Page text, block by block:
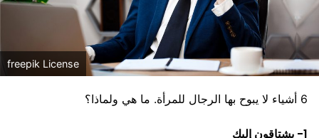
freepik License
6 أشياء لا يبوح بها الرجال للمرأة. ما هي ولماذا؟
1- يشتاقون إليك